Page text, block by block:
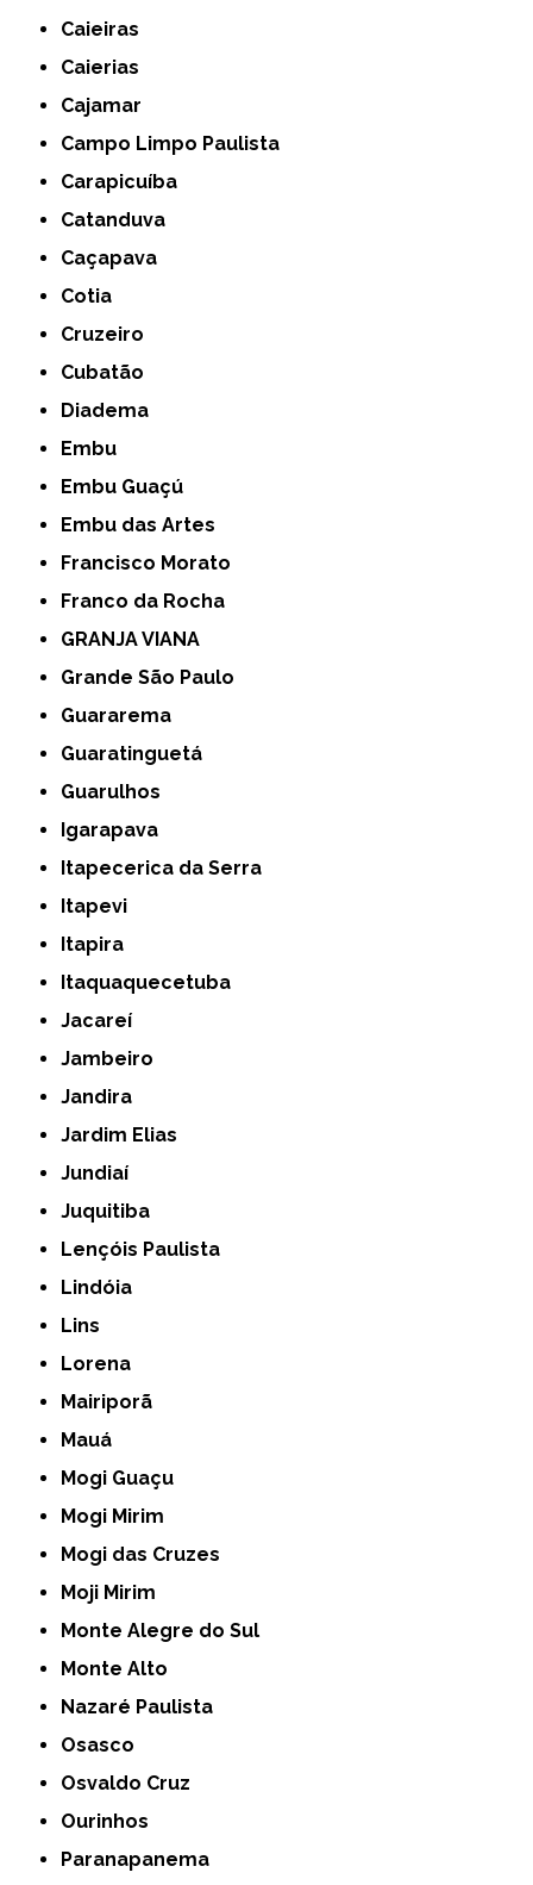
Caieiras
Caierias
Cajamar
Campo Limpo Paulista
Carapicuíba
Catanduva
Caçapava
Cotia
Cruzeiro
Cubatão
Diadema
Embu
Embu Guaçú
Embu das Artes
Francisco Morato
Franco da Rocha
GRANJA VIANA
Grande São Paulo
Guararema
Guaratinguetá
Guarulhos
Igarapava
Itapecerica da Serra
Itapevi
Itapira
Itaquaquecetuba
Jacareí
Jambeiro
Jandira
Jardim Elias
Jundiaí
Juquitiba
Lençóis Paulista
Lindóia
Lins
Lorena
Mairiporã
Mauá
Mogi Guaçu
Mogi Mirim
Mogi das Cruzes
Moji Mirim
Monte Alegre do Sul
Monte Alto
Nazaré Paulista
Osasco
Osvaldo Cruz
Ourinhos
Paranapanema